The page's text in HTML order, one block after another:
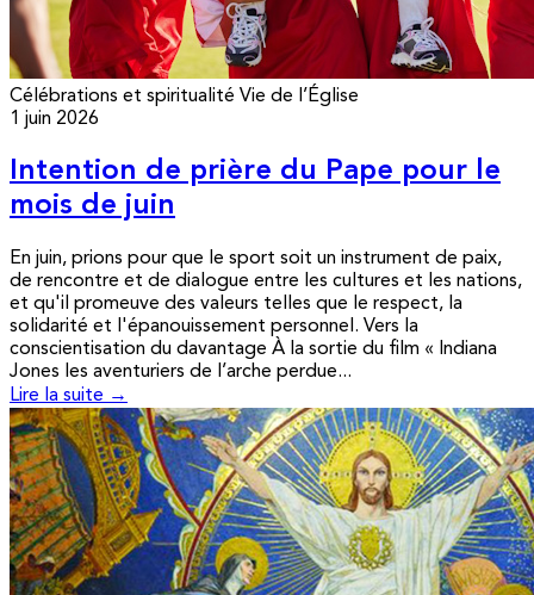
Célébrations et spiritualité Vie de l’Église
1 juin 2026
Intention de prière du Pape pour le
mois de juin
En juin, prions pour que le sport soit un instrument de paix,
de rencontre et de dialogue entre les cultures et les nations,
et qu'il promeuve des valeurs telles que le respect, la
solidarité et l'épanouissement personnel. Vers la
conscientisation du davantage À la sortie du film « Indiana
Jones les aventuriers de l’arche perdue...
Lire la suite →